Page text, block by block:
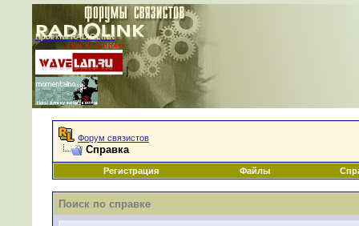
Проекты RADIOLINK
При поддержке:
|
Форум связистов
Справка
Регистрация Файлы
Поиск по справке